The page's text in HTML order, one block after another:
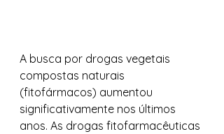
A busca por drogas vegetais
compostas naturais
(fitofármacos) aumentou
significativamente nos últimos
anos. As drogas fitofarmacêuticas